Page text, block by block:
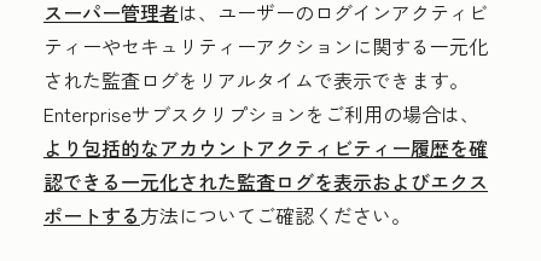
スーパー管理者は、ユーザーのログインアクティビ
ティーやセキュリティーアクションに関する一元化
された監査ログをリアルタイムで表示できます。
Enterpriseサブスクリプションをご利用の場合は、
より包括的なアカウントアクティビティー履歴を確
認できる一元化された監査ログを表示およびエクス
ポートする方法についてご確認ください。